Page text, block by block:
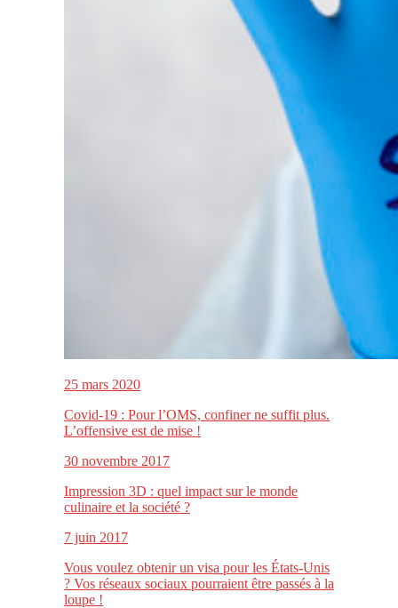
25 mars 2020
Covid-19 : Pour l’OMS, confiner ne suffit plus.
L’offensive est de mise !
30 novembre 2017
Impression 3D : quel impact sur le monde
culinaire et la société ?
7 juin 2017
Vous voulez obtenir un visa pour les États-Unis
? Vos réseaux sociaux pourraient être passés à la
loupe !